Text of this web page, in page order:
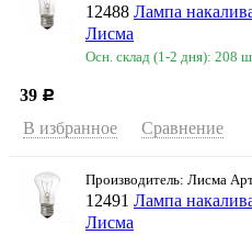
12488 Лампа
Лисма
Осн. склад (1-2 дня): 208
39 Р
В избранное Сравнение
Производитель: Лисма
12491 Лампа
Лисма